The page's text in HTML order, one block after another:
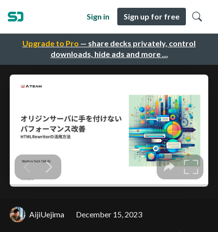
Upgrade to Pro — share decks privately, control
downloads, hide ads and more …
Sign in Sign up for free
AijiUejima December 15, 2023